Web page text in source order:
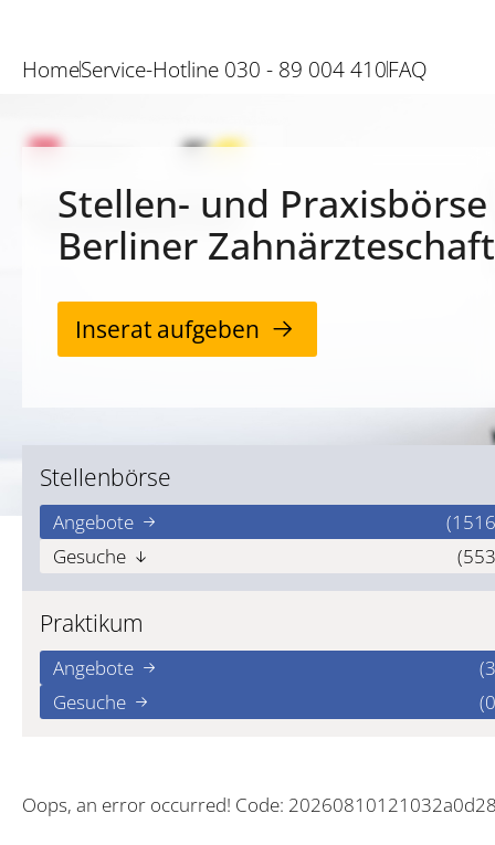
HomeService-Hotline 030 - 89 004 410FAQ
Stellen- und
Berliner Zahnärzteschaft
Inserat aufgeben
Stellenbörse
Angebote
Gesuche
Praktikum
Angebote
Gesuche
Oops, an error occurred! Code: